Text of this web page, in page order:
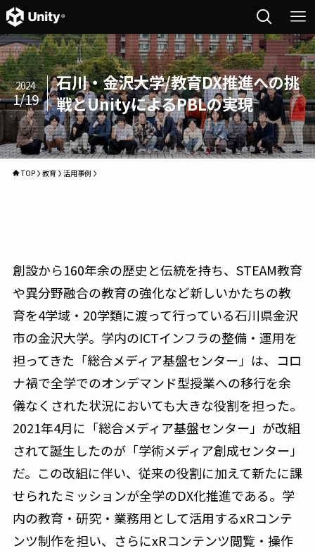
石川・金沢大学/教育DX推進への挑
戦とUnityによるPBLの実現
2024
1/19
TOP 教育 活用事例
創設から160年余の歴史と伝統を持ち、STEAM教育
や異分野融合の教育の強化など新しいかたちの教
育を4学域・20学類に渡って行っている石川県金沢
市の金沢大学。学内のICTインフラの整備・運用を
担ってきた「総合メディア基盤センター」は、コロ
ナ禍で全学でのオンデマンド型授業への移行を余
儀なくされた状況においても大きな役割を担った。
2021年4月に「総合メディア基盤センター」が改組
されて誕生したのが「学術メディア創成センター」
だ。この改組に伴い、従来の役割に加えて新たに課
せられたミッションが全学のDX化推進である。学
内の教育・研究・業務用として活用するxRコンテ
ンツ制作を担い、さらにxRコンテンツ閲覧・操作